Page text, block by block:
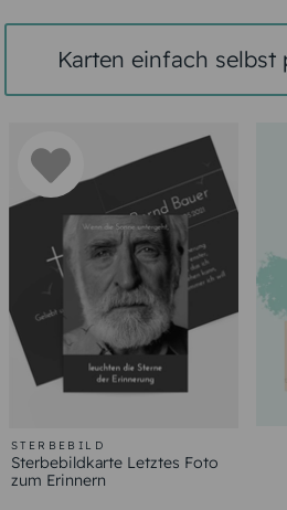
Karten einfach selbst
STERBEBILD
Sterbebildkarte Letztes Foto
zum Erinnern